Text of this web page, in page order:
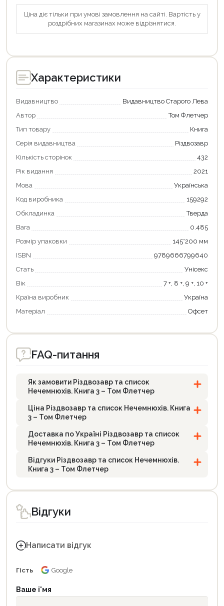
Ціна діє тільки при умові замовлення на сайті. Вартість у
роздрібних магазинах може відрізнятися.
Характеристики
Видавництво
Видавництво Старого Лева
Автор
Том Флетчер
Тип товару
Книга
Серія видавництва
Різдвозавр
Кількість сторінок
432
Рік видання
2021
Мова
Українська
Код виробника
159292
Обкладинка
Тверда
Вага
0.485
Розмір упаковки
145*200 мм
ISBN
9789666799640
Стать
Унісекс
Вік
7 +, 8 +, 9 +, 10 +
Країна виробник
Україна
Матеріал
Офсет
FAQ-питання
Як замовити Різдвозавр та список
Нечемнюхів. Книга 3 – Том Флетчер
Ціна Різдвозавр та список Нечемнюхів. Книга
3 – Том Флетчер
Доставка по Україні Різдвозавр та список
Нечемнюхів. Книга 3 – Том Флетчер
Відгуки Різдвозавр та список Нечемнюхів.
Книга 3 – Том Флетчер
Відгуки
Написати відгук
Гість Google
Ваше і'мя